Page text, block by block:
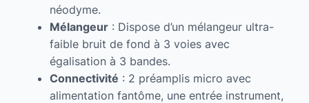
néodyme.
Mélangeur : Dispose d’un mélangeur ultra-
faible bruit de fond à 3 voies avec
égalisation à 3 bandes.
Connectivité : 2 préamplis micro avec
alimentation fantôme, une entrée instrument,